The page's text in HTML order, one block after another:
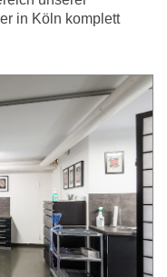
in Köln komplett